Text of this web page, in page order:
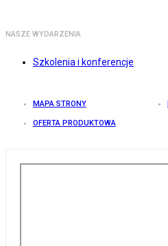
NASZE WYDARZENIA
Szkolenia i konferencje
MAPA STRONY
OFERTA PRODUKTOWA